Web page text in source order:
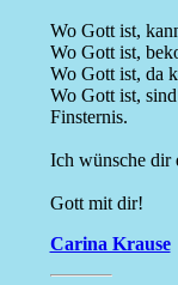
Wo Gott ist,
Wo Gott ist,
Wo Gott ist, da
Wo Gott ist,
Finsternis.
Ich wünsche dir
Gott mit dir!
Carina Krause